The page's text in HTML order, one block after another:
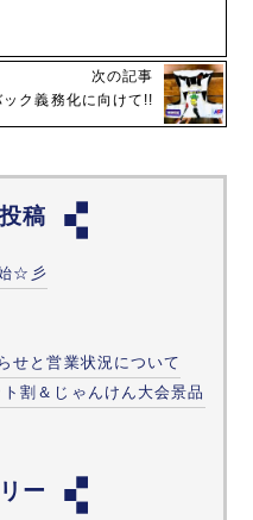
次の記事
ク義務化に向けて!!
稿
☆彡
せと営業状況について
割＆じゃんけん大会景品
ー